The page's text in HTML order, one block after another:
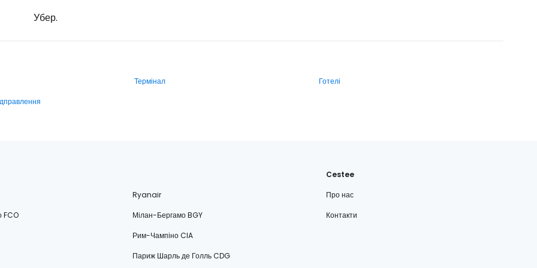
Убер.
Термінал
Готелі
Ryanair
FCO
Мілан-Бергамо BGY
Рим-Чампіно CIA
Париж Шарль де Голль CDG
Cestee
Про нас
Контакти